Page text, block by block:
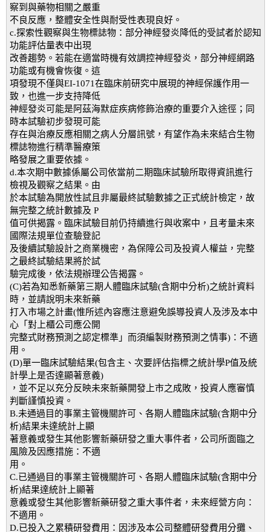
察到與藥物相關之嚴重
不良反應，整體安全性與耐受性表現良好。
c.探索性觀察與生物標誌物：部分神經發炎降低的受試者於認知
功能評估量表中出現
改善趨勢。若能在適當時機有效調控神經發炎，部分神經網路
功能或有機會恢復。這
項發現不僅與EI-1071在臨床前研究中展現的神經保護作用一
致，也進一步支持降低
神經發炎可能是阿茲海默症疾病修飾治療的重要介入途徑；同
時本試驗初步發現可能
存在與治療反應相關之病人分層訊號，有望作為未來結合生物
標誌物進行精準醫療策
略發展之重要依據。
d.本次期中數據係屬公司依當前二期臨床試驗所取得資訊進行
檢視及觀察之結果。由
於本試驗為開放性試且非屬最終試驗數據之正式統計檢定，故
無完整之統計數據及 P
值可供揭露。臨床試驗目前仍持續進行與收案中，且考量未來
國際法規單位查驗登記
及後續試驗設計之商業機密，為保障公司及投資人權益，完整
之最終試驗結果將於試
驗完成後，依法規辦理公告揭露。
(C)若為知悉新藥第三期人體臨床試驗(含期中分析)之統計資料
時，並請說明未來新藥
打入市場之計畫(惟所述內容應注意避免誤導投資人及涉及本中
心「對上櫃公司應公開
完整式財務預測之認定標準」而須編製財務預測之情事)：不適
用。
(D)單一臨床試驗結果(包含主、次要評估指標之統計學P值及統
計學上是否達顯著意義)
，並不足以充分反映未來新藥開發上市之成敗，投資人應審慎
判斷謹慎投資。
B.未通過目的事業主管機關許可、各期人體臨床試驗(含期中分
析)結果未達統計上顯
著意義或發生其他影響新藥研發之重大事件者，公司所面臨之
風險及因應措施：不適
用。
C.已通過目的事業主管機關許可、各期人體臨床試驗(含期中分
析)結果達統計上顯著
意義或發生其他影響新藥研發之重大事件者，未來經營方向：
不適用。
D.已投入之累積研發費用：因涉及本公司整體研發費用分攤、